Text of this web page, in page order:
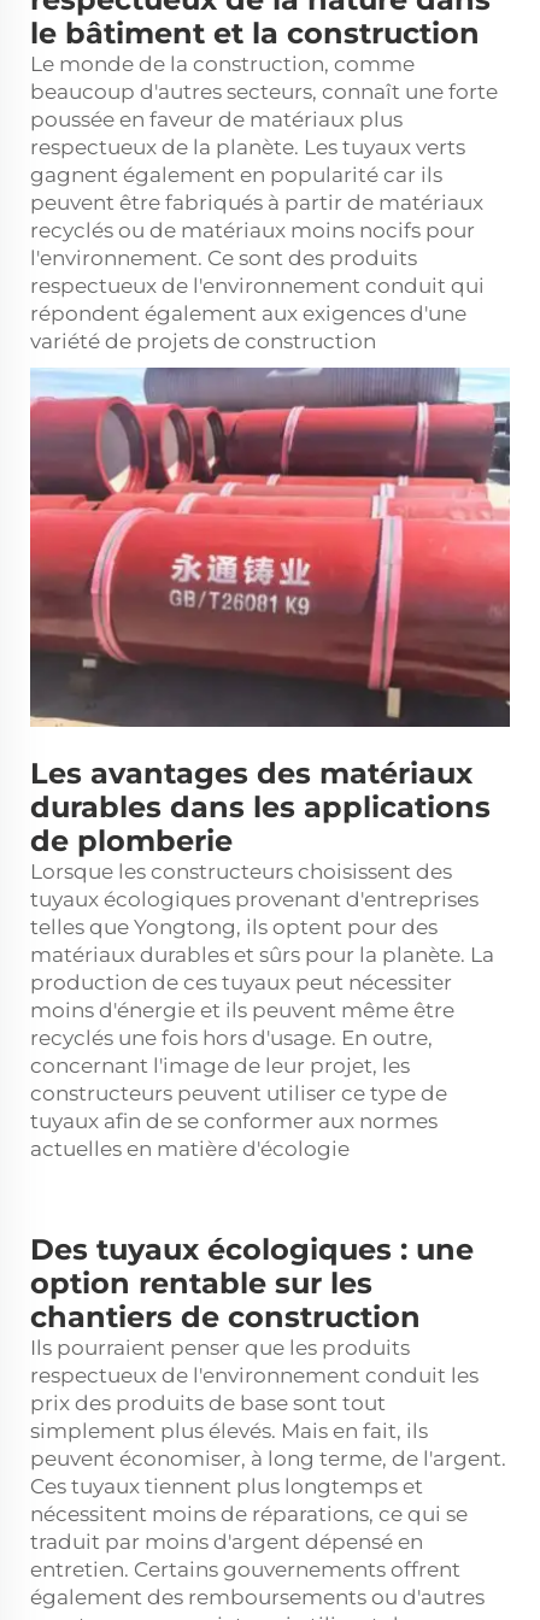
le bâtiment et la construction
Le monde de la construction, comme
beaucoup d'autres secteurs, connaît une forte
poussée en faveur de matériaux plus
respectueux de la planète. Les tuyaux verts
gagnent également en popularité car ils
peuvent être fabriqués à partir de matériaux
recyclés ou de matériaux moins nocifs pour
l'environnement. Ce sont des produits
respectueux de l'environnement conduit qui
répondent également aux exigences d'une
variété de projets de construction
Les avantages des matériaux
durables dans les applications
de plomberie
Lorsque les constructeurs choisissent des
tuyaux écologiques provenant d'entreprises
telles que Yongtong, ils optent pour des
matériaux durables et sûrs pour la planète. La
production de ces tuyaux peut nécessiter
moins d'énergie et ils peuvent même être
recyclés une fois hors d'usage. En outre,
concernant l'image de leur projet, les
constructeurs peuvent utiliser ce type de
tuyaux afin de se conformer aux normes
actuelles en matière d'écologie
Des tuyaux écologiques : une
option rentable sur les
chantiers de construction
Ils pourraient penser que les produits
respectueux de l'environnement conduit les
prix des produits de base sont tout
simplement plus élevés. Mais en fait, ils
peuvent économiser, à long terme, de l'argent.
Ces tuyaux tiennent plus longtemps et
nécessitent moins de réparations, ce qui se
traduit par moins d'argent dépensé en
entretien. Certains gouvernements offrent
également des remboursements ou d'autres